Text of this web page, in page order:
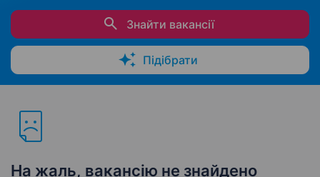
Знайти вакансії
Підібрати
На жаль, вакансію не знайдено